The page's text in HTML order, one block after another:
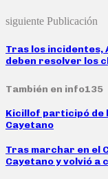
siguiente Publicación
Tras los incidentes,
deben resolver los
También en info135
Kicillof participó de
Cayetano
Tras marchar en el
Cayetano y volvió a